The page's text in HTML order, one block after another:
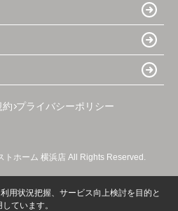
約 プライバシーポリシー
トホーム 横浜店 All Rights Reserved.
用状況把握、サービス向上検討を目的と
ています。